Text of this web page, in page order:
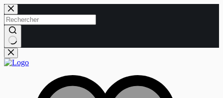
Passer
au
contenu
Aucun
résultat